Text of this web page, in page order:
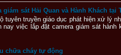
giám sát Hải Quan và Hành Khách tại
tuyên truyền giáo dục phát hiện xử lý
nay việc lắp đặt camera giám sát
chữa cháy tự động